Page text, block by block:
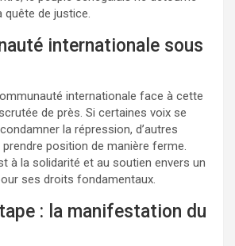
quête de justice.
internationale sous
internationale face à cette
de près. Si certaines voix se
la répression, d’autres
position de manière ferme.
à la solidarité et au soutien envers un
ses droits fondamentaux.
: la manifestation du